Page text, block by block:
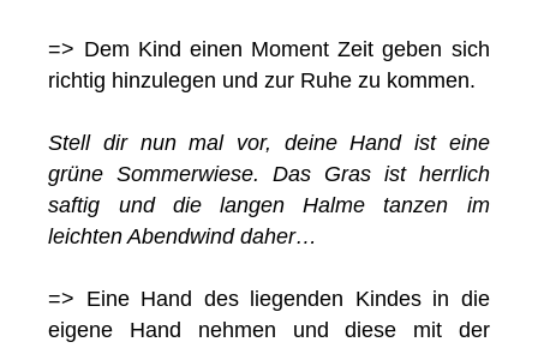
=> Dem Kind einen Moment Zeit geben sich
richtig hinzulegen und zur Ruhe zu kommen.
Stell dir nun mal vor, deine Hand ist eine
grüne Sommerwiese. Das Gras ist herrlich
saftig und die langen Halme tanzen im
leichten Abendwind daher…
=> Eine Hand des liegenden Kindes in die
eigene Hand nehmen und diese mit der